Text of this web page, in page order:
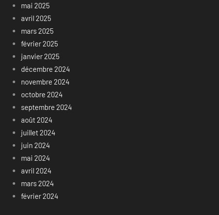
mai 2025
avril 2025
mars 2025
février 2025
janvier 2025
décembre 2024
novembre 2024
octobre 2024
septembre 2024
août 2024
juillet 2024
juin 2024
mai 2024
avril 2024
mars 2024
février 2024